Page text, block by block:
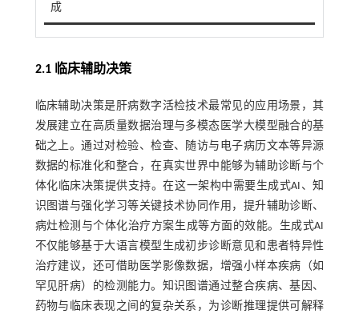
成
2.1 临床辅助决策
临床辅助决策是肝病数字活检技术最常见的应用场景，其
发展建立在高质量数据治理与多模态医学大模型融合的基
础之上。通过对检验、检查、随访与电子病历文本等异源
数据的标准化和整合，在真实世界中能够为辅助诊断与个
体化临床决策提供支持。在这一架构中需要生成式AI、知
识图谱与强化学习等关键技术协同作用，提升辅助诊断、
病灶检测与个体化治疗方案生成等方面的效能。生成式AI
不仅能够基于大语言模型生成初步诊断意见和患者特异性
治疗建议，还可借助医学影像数据，增强小样本疾病（如
罕见肝病）的检测能力。知识图谱通过整合疾病、基因、
药物与临床表现之间的复杂关系，为诊断推理提供可解释